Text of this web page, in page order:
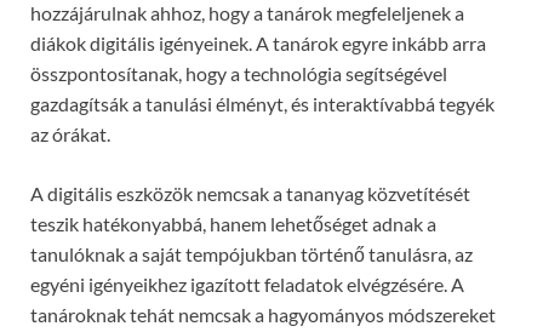
hozzájárulnak ahhoz, hogy a tanárok megfeleljenek a
diákok digitális igényeinek. A tanárok egyre inkább arra
összpontosítanak, hogy a technológia segítségével
gazdagítsák a tanulási élményt, és interaktívabbá tegyék
az órákat.
A digitális eszközök nemcsak a tananyag közvetítését
teszik hatékonyabbá, hanem lehetőséget adnak a
tanulóknak a saját tempójukban történő tanulásra, az
egyéni igényeikhez igazított feladatok elvégzésére. A
tanároknak tehát nemcsak a hagyományos módszereket